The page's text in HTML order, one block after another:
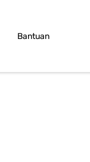
Bantuan